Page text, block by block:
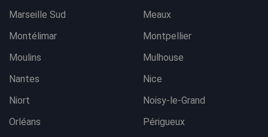
Marseille Sud
Meaux
Montélimar
Montpellier
Moulins
Mulhouse
Nantes
Nice
Niort
Noisy-le-Grand
Orléans
Périgueux